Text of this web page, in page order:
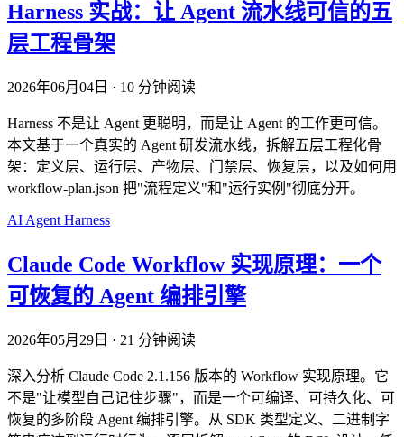
Harness 实战：让 Agent 流水线可信的五
层工程骨架
2026年06月04日 · 10 分钟阅读
Harness 不是让 Agent 更聪明，而是让 Agent 的工作更可信。
本文基于一个真实的 Agent 研发流水线，拆解五层工程化骨
架：定义层、运行层、产物层、门禁层、恢复层，以及如何用
workflow-plan.json 把"流程定义"和"运行实例"彻底分开。
AI Agent Harness
Claude Code Workflow 实现原理：一个
可恢复的 Agent 编排引擎
2026年05月29日 · 21 分钟阅读
深入分析 Claude Code 2.1.156 版本的 Workflow 实现原理。它
不是"让模型自己记住步骤"，而是一个可编译、可持久化、可
恢复的多阶段 Agent 编排引擎。从 SDK 类型定义、二进制字